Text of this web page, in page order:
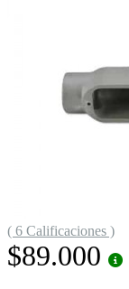
( 6 Calificaciones )
$89.000